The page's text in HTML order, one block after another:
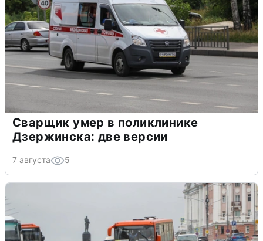
Сварщик умер в поликлинике
Дзержинска: две версии
7 августа 5